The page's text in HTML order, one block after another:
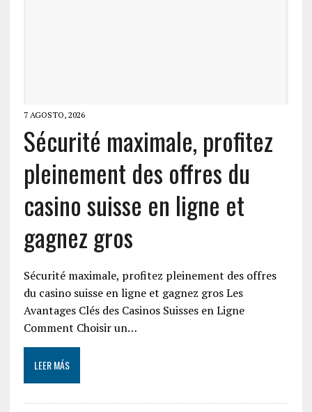
7 AGOSTO, 2026
Sécurité maximale, profitez
pleinement des offres du
casino suisse en ligne et
gagnez gros
Sécurité maximale, profitez pleinement des offres
du casino suisse en ligne et gagnez gros Les
Avantages Clés des Casinos Suisses en Ligne
Comment Choisir un…
LEER MÁS